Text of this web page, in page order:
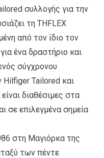
συλλογής για την
τη THFLEX
από τον ίδιο τον
ένα δραστήριο και
σύγχρονου
Tailored και
διαθέσιμες στα
σε επιλεγμένα σημεία
στη Μαγιόρκα της
των πέντε